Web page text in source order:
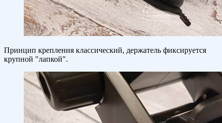
Принцип крепления классический, держатель фиксируется
крупной "лапкой".